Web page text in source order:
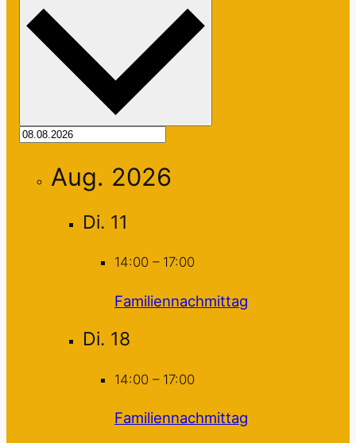
Aug. 2026
Di. 11
14:00 – 17:00
Familiennachmittag
Di. 18
14:00 – 17:00
Familiennachmittag